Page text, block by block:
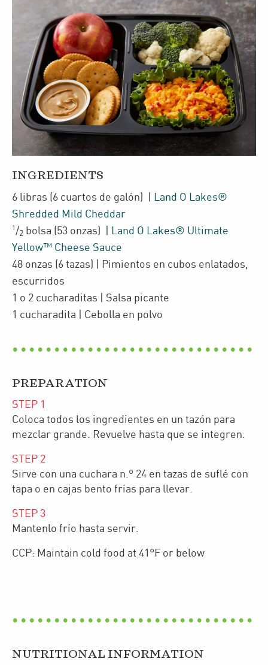
INGREDIENTS
6 libras (6 cuartos de galón)
Land O Lakes®
Shredded Mild Cheddar
1 /2 bolsa (53 onzas)
Land O Lakes® Ultimate
Yellow™ Cheese Sauce
48 onzas (6 tazas) | Pimientos en cubos enlatados,
escurridos
1 o 2 cucharaditas | Salsa picante
1 cucharadita | Cebolla en polvo
PREPARATION
STEP 1
Coloca todos los ingredientes en un tazón para
mezclar grande. Revuelve hasta que se integren.
STEP 2
Sirve con una cuchara n.º 24 en tazas de suflé con
tapa o en cajas bento frías para llevar.
STEP 3
Mantenlo frío hasta servir.
CCP: Maintain cold food at 41°F or below
NUTRITIONAL INFORMATION